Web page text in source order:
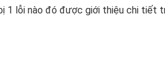
1 lỗi nào đó được giới thiệu chi tiết